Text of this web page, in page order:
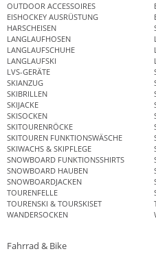
OUTDOOR ACCESSOIRES
EISHOCKEY AUSRÜSTUNG
HARSCHEISEN
LANGLAUFHOSEN
LANGLAUFSCHUHE
LANGLAUFSKI
LVS-GERÄTE
SKIANZUG
SKIBRILLEN
SKIJACKE
SKISOCKEN
SKITOURENRÖCKE
SKITOUREN FUNKTIONSWÄSCHE
SKIWACHS & SKIPFLEGE
SNOWBOARD FUNKTIONSSHIRTS
SNOWBOARD HAUBEN
SNOWBOARDJACKEN
TOURENFELLE
TOURENSKI & TOURSKISET
WANDERSOCKEN
Fahrrad & Bike